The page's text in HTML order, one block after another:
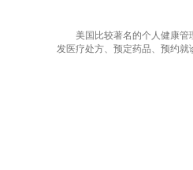
美国比较著名的个人健康管理
发医疗处方、预定药品、预约